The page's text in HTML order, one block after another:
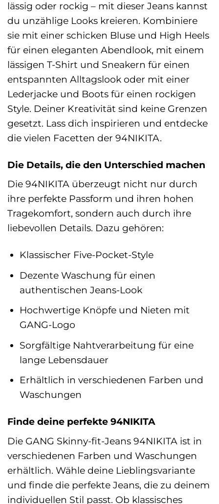
lässig oder rockig – mit dieser Jeans kannst
du unzählige Looks kreieren. Kombiniere
sie mit einer schicken Bluse und High Heels
für einen eleganten Abendlook, mit einem
lässigen T-Shirt und Sneakern für einen
entspannten Alltagslook oder mit einer
Lederjacke und Boots für einen rockigen
Style. Deiner Kreativität sind keine Grenzen
gesetzt. Lass dich inspirieren und entdecke
die vielen Facetten der 94NIKITA.
Die Details, die den Unterschied machen
Die 94NIKITA überzeugt nicht nur durch
ihre perfekte Passform und ihren hohen
Tragekomfort, sondern auch durch ihre
liebevollen Details. Dazu gehören:
Klassischer Five-Pocket-Style
Dezente Waschung für einen
authentischen Jeans-Look
Hochwertige Knöpfe und Nieten mit
GANG-Logo
Sorgfältige Nahtverarbeitung für eine
lange Lebensdauer
Erhältlich in verschiedenen Farben und
Waschungen
Finde deine perfekte 94NIKITA
Die GANG Skinny-fit-Jeans 94NIKITA ist in
verschiedenen Farben und Waschungen
erhältlich. Wähle deine Lieblingsvariante
und finde die perfekte Jeans, die zu deinem
individuellen Stil passt. Ob klassisches